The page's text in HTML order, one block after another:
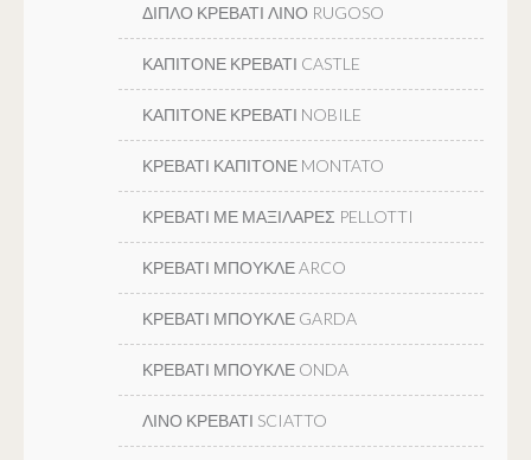
ΔΙΠΛΟ ΚΡΕΒΑΤΙ ΛΙΝΟ RUGOSO
ΚΑΠΙΤΟΝΕ ΚΡΕΒΑΤΙ CASTLE
ΚΑΠΙΤΟΝΕ ΚΡΕΒΑΤΙ NOBILE
ΚΡΕΒΑΤΙ ΚΑΠΙΤΟΝΕ MONTATO
ΚΡΕΒΑΤΙ ΜΕ ΜΑΞΙΛΑΡΕΣ PELLOTTI
ΚΡΕΒΑΤΙ ΜΠΟΥΚΛΕ ARCO
ΚΡΕΒΑΤΙ ΜΠΟΥΚΛΕ GARDA
ΚΡΕΒΑΤΙ ΜΠΟΥΚΛΕ ONDA
ΛΙΝΟ ΚΡΕΒΑΤΙ SCIATTO